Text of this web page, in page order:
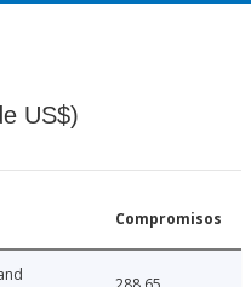
US$)
Compromisos